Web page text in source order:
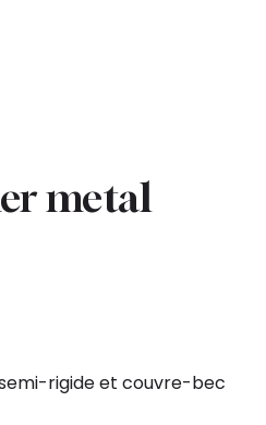
metal
rigide et couvre-bec